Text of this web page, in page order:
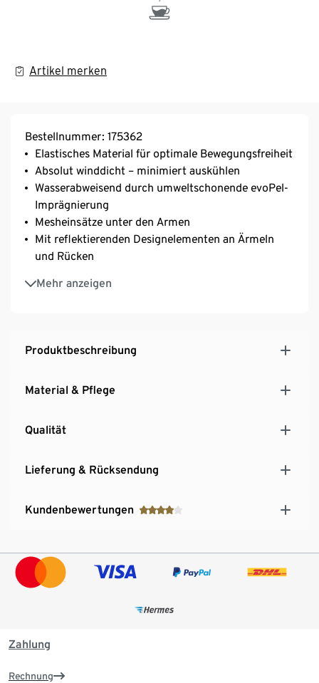
Artikel merken
Bestellnummer: 175362
Elastisches Material für optimale Bewegungsfreiheit
Absolut winddicht – minimiert auskühlen
Wasserabweisend durch umweltschonende evoPel-
Imprägnierung
Mesheinsätze unter den Armen
Mit reflektierenden Designelementen an Ärmeln
und Rücken
Mehr anzeigen
Reißverschluss mit Kinnschutz und Stehkragen
2 Reißverschluss-Eingrifftaschen
Produktbeschreibung
Material & Pflege
Qualität
Lieferung & Rücksendung
Kundenbewertungen
Zahlung
Rechnung